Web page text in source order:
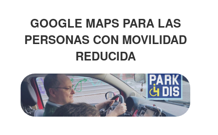
GOOGLE MAPS PARA LAS
PERSONAS CON MOVILIDAD
REDUCIDA